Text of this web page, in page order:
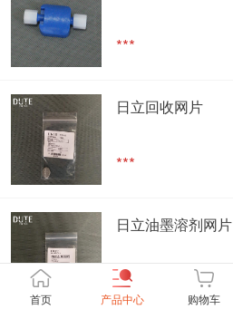
首页 产品中心 购物车
***
日立回收网片
***
日立油墨溶剂网片
***